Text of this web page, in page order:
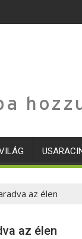
az élen
az élen